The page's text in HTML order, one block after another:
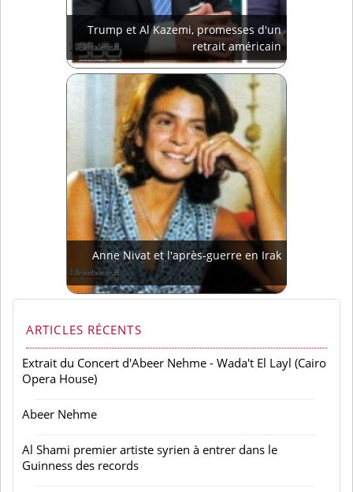
Trump et Al Kazemi, promesses d'un
retrait américain
Anne Nivat et l'après-guerre en Irak
ARTICLES RÉCENTS
Extrait du Concert d'Abeer Nehme - Wada't El Layl (Cairo
Opera House)
Abeer Nehme
Al Shami premier artiste syrien à entrer dans le
Guinness des records